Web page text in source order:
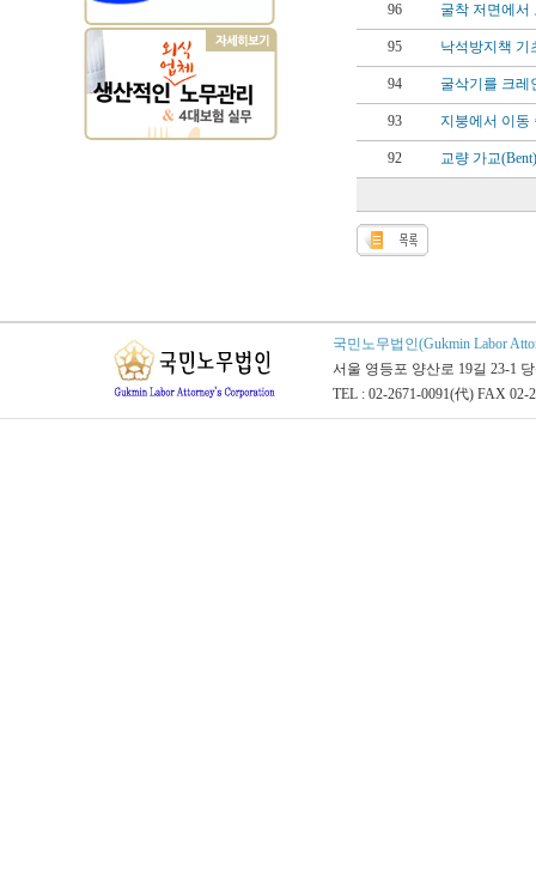
96 굴착 저면에서
95 낙석방지책 기
94 굴삭기를 크레
93 지붕에서 이동
92 교량 가교
국민노무법인(Gukmin Labor
서울 영등포 양산로 19길 23-1
TEL : 02-2671-0091(代) FAX 02-